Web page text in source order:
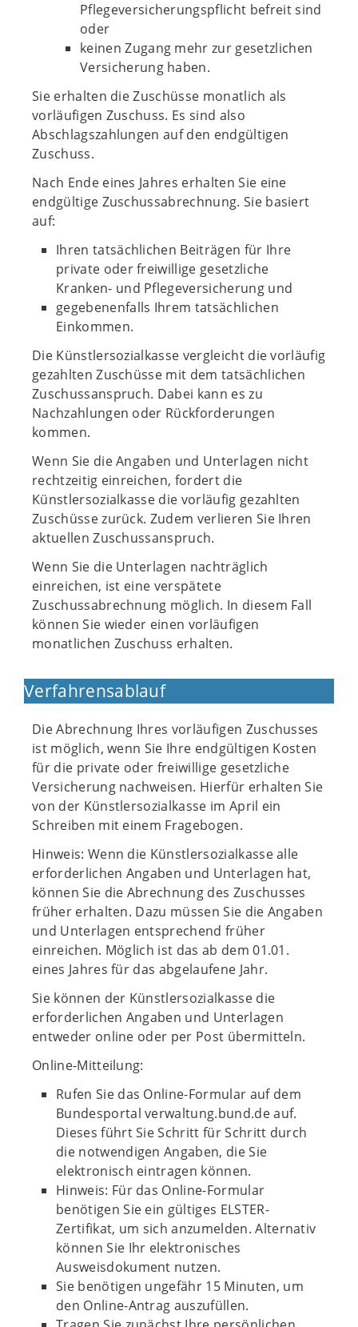
Pflegeversicherungspflicht befreit sind
oder
keinen Zugang mehr zur gesetzlichen
Versicherung haben.
Sie erhalten die Zuschüsse monatlich als
vorläufigen Zuschuss. Es sind also
Abschlagszahlungen auf den endgültigen
Zuschuss.
Nach Ende eines Jahres erhalten Sie eine
endgültige Zuschussabrechnung. Sie basiert
auf:
Ihren tatsächlichen Beiträgen für Ihre
private oder freiwillige gesetzliche
Kranken- und Pflegeversicherung und
gegebenenfalls Ihrem tatsächlichen
Einkommen.
Die Künstlersozialkasse vergleicht die vorläufig
gezahlten Zuschüsse mit dem tatsächlichen
Zuschussanspruch. Dabei kann es zu
Nachzahlungen oder Rückforderungen
kommen.
Wenn Sie die Angaben und Unterlagen nicht
rechtzeitig einreichen, fordert die
Künstlersozialkasse die vorläufig gezahlten
Zuschüsse zurück. Zudem verlieren Sie Ihren
aktuellen Zuschussanspruch.
Wenn Sie die Unterlagen nachträglich
einreichen, ist eine verspätete
Zuschussabrechnung möglich. In diesem Fall
können Sie wieder einen vorläufigen
monatlichen Zuschuss erhalten.
Verfahrensablauf
Die Abrechnung Ihres vorläufigen Zuschusses
ist möglich, wenn Sie Ihre endgültigen Kosten
für die private oder freiwillige gesetzliche
Versicherung nachweisen. Hierfür erhalten Sie
von der Künstlersozialkasse im April ein
Schreiben mit einem Fragebogen.
Hinweis: Wenn die Künstlersozialkasse alle
erforderlichen Angaben und Unterlagen hat,
können Sie die Abrechnung des Zuschusses
früher erhalten. Dazu müssen Sie die Angaben
und Unterlagen entsprechend früher
einreichen. Möglich ist das ab dem 01.01.
eines Jahres für das abgelaufene Jahr.
Sie können der Künstlersozialkasse die
erforderlichen Angaben und Unterlagen
entweder online oder per Post übermitteln.
Online-Mitteilung:
Rufen Sie das Online-Formular auf dem
Bundesportal verwaltung.bund.de auf.
Dieses führt Sie Schritt für Schritt durch
die notwendigen Angaben, die Sie
elektronisch eintragen können.
Hinweis: Für das Online-Formular
benötigen Sie ein gültiges ELSTER-
Zertifikat, um sich anzumelden. Alternativ
können Sie Ihr elektronisches
Ausweisdokument nutzen.
Sie benötigen ungefähr 15 Minuten, um
den Online-Antrag auszufüllen.